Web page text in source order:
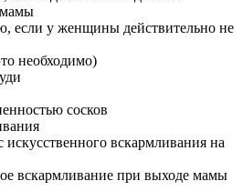
если у женщины действительно не
необходимо)
сосков
искусственного вскармливания на
вскармливание при выходе мамы